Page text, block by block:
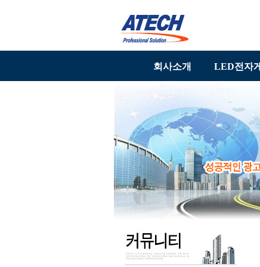
회사소개 LED전자